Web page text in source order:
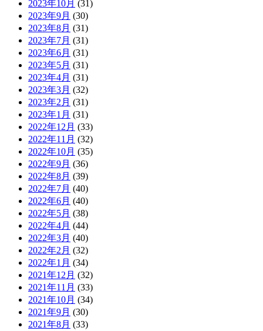
2023年10月 (31)
2023年9月 (30)
2023年8月 (31)
2023年7月 (31)
2023年6月 (31)
2023年5月 (31)
2023年4月 (31)
2023年3月 (32)
2023年2月 (31)
2023年1月 (31)
2022年12月 (33)
2022年11月 (32)
2022年10月 (35)
2022年9月 (36)
2022年8月 (39)
2022年7月 (40)
2022年6月 (40)
2022年5月 (38)
2022年4月 (44)
2022年3月 (40)
2022年2月 (32)
2022年1月 (34)
2021年12月 (32)
2021年11月 (33)
2021年10月 (34)
2021年9月 (30)
2021年8月 (33)